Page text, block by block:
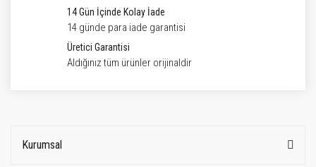
14 Gün İçinde Kolay İade
14 günde para iade garantisi
Üretici Garantisi
Aldığınız tüm ürünler orijinaldir
Kurumsal